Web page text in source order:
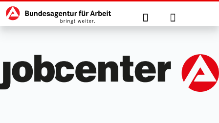
zu den Hauptinhalten springen
Hauptnavigation Suche Anmelden